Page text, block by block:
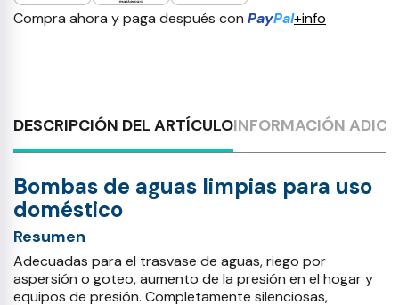
Compra ahora y paga después con PayPal+info
DESCRIPCIÓN DEL ARTÍCULOINFORMACIÓN
Bombas de aguas limpias para uso
doméstico
Resumen
Adecuadas para el trasvase de aguas, riego por
aspersión o goteo, aumento de la presión en el hogar y
equipos de presión. Completamente silenciosas,